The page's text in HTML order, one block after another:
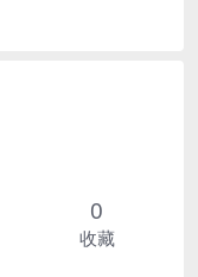
0
收藏